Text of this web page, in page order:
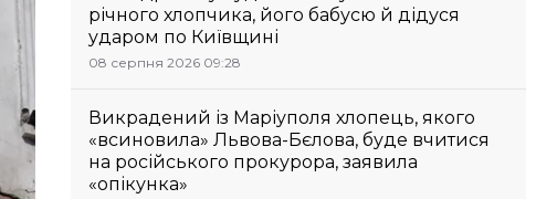
річного хлопчика, його бабусю й дідуся
ударом по Київщині
08 серпня 2026 09:28
Викрадений із Маріуполя хлопець, якого
«всиновила» Львова-Бєлова, буде вчитися
на російського прокурора, заявила
«опікунка»